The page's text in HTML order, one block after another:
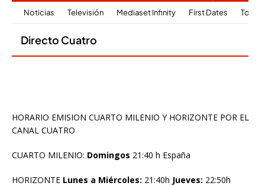
HORARIO EMISION CUARTO MILENIO Y HORIZONTE POR EL
CANAL CUATRO
CUARTO MILENIO: Domingos 21:40 h España
HORIZONTE Lunes a Miércoles: 21:40h Jueves: 22:50h